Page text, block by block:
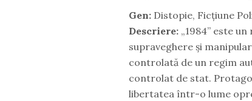
Gen:Distopie, Ficțiune
Descriere:„1984” este
supraveghere și
controlată de un regim
controlat de stat.
libertatea într-o lume